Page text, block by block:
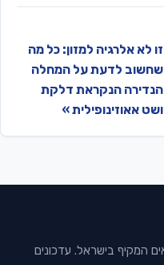
זו לא אלרגיה למזון: כל מה
שחשוב לדעת על המחלה
הנדירה הנקראת דלקת
ושט אאוזינופילית »
המקיף בישראל. עדכונים